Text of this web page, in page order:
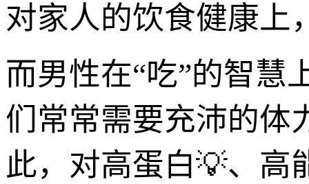
对家人的饮食健康上
而男性在“吃”的智慧
们常常需要充沛的体
此，对高蛋白💡、高